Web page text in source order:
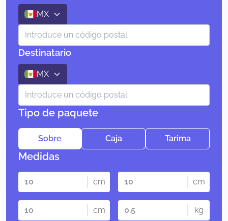
MX
Destinatario
MX
Tipo de paquete
Sobre Caja Tarima
Medidas
cm cm
cm kg